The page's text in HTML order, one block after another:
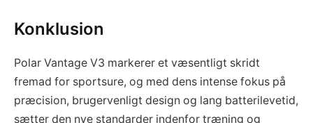
Konklusion
Polar Vantage V3 markerer et væsentligt skridt
fremad for sportsure, og med dens intense fokus på
præcision, brugervenligt design og lang batterilevetid,
sætter den nye standarder indenfor træning og